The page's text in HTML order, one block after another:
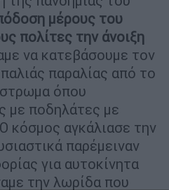
μέρους του
πολίτες την άνοιξη
να κατεβάσουμε τον
παραλίας από το
όπου
με ποδηλάτες με
κόσμος αγκάλιασε την
παρέμειναν
για αυτοκίνητα
την λωρίδα που